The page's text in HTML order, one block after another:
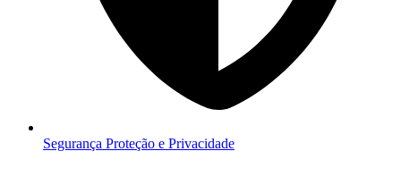
Segurança Proteção e Privacidade